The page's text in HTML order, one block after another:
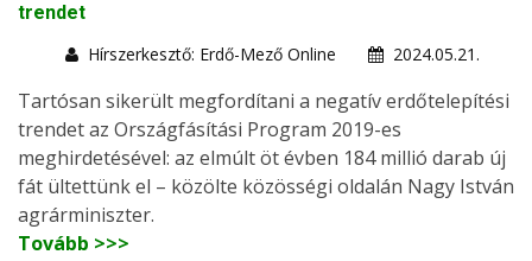
trendet
Hírszerkesztő: Erdő-Mező Online
2024.05.21.
Tartósan sikerült megfordítani a negatív erdőtelepítési
trendet az Országfásítási Program 2019-es
meghirdetésével: az elmúlt öt évben 184 millió darab új
fát ültettünk el – közölte közösségi oldalán Nagy István
agrárminiszter.
Tovább >>>